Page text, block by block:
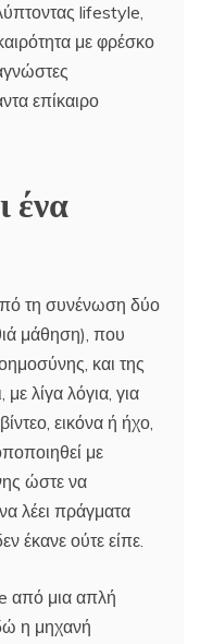
lifestyle,
με φρέσκο
επίκαιρο
ένα
τη συνένωση δύο
μάθηση), που
και της
λίγα λόγια, για
εικόνα ή ήχο,
με
ώστε να
λέει πράγματα
έκανε ούτε είπε.
από μια απλή
η μηχανή